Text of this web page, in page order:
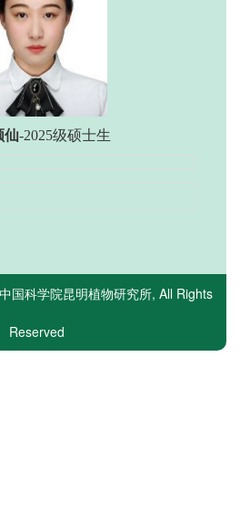
仙-2025级硕士生
中国科学院昆明植物研究所, All Rights
Reserved